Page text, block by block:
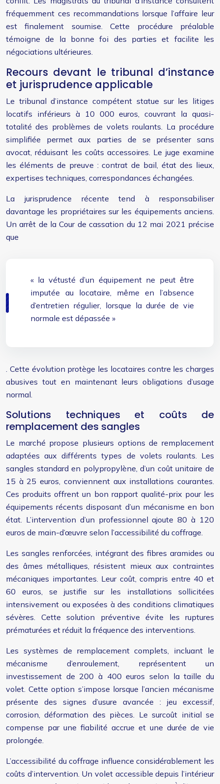
fréquemment ces recommandations lorsque l’affaire leur
est finalement soumise. Cette procédure préalable
témoigne de la bonne foi des parties et facilite les
négociations ultérieures.
Recours devant le tribunal d’instance
et jurisprudence applicable
Le tribunal d’instance compétent statue sur les litiges
locatifs inférieurs à 10 000 euros, couvrant la quasi-
totalité des problèmes de volets roulants. La procédure
simplifiée permet aux parties de se présenter sans
avocat, réduisant les coûts accessoires. Le juge examine
les éléments de preuve : contrat de bail, état des lieux,
expertises techniques, correspondances échangées.
La jurisprudence récente tend à responsabiliser
davantage les propriétaires sur les équipements anciens.
Un arrêt de la Cour de cassation du 12 mai 2021 précise
que
« la vétusté d’un équipement ne peut être
imputée au locataire, même en l’absence
d’entretien régulier, lorsque la durée de vie
normale est dépassée »
. Cette évolution protège les locataires contre les charges
abusives tout en maintenant leurs obligations d’usage
normal.
Solutions techniques et coûts de
remplacement des sangles
Le marché propose plusieurs options de remplacement
adaptées aux différents types de volets roulants. Les
sangles standard en polypropylène, d’un coût unitaire de
15 à 25 euros, conviennent aux installations courantes.
Ces produits offrent un bon rapport qualité-prix pour les
équipements récents disposant d’un mécanisme en bon
état. L’intervention d’un professionnel ajoute 80 à 120
euros de main-d’œuvre selon l’accessibilité du coffrage.
Les sangles renforcées, intégrant des fibres aramides ou
des âmes métalliques, résistent mieux aux contraintes
mécaniques importantes. Leur coût, compris entre 40 et
60 euros, se justifie sur les installations sollicitées
intensivement ou exposées à des conditions climatiques
sévères. Cette solution préventive évite les ruptures
prématurées et réduit la fréquence des interventions.
Les systèmes de remplacement complets, incluant le
mécanisme d’enroulement, représentent un
investissement de 200 à 400 euros selon la taille du
volet. Cette option s’impose lorsque l’ancien mécanisme
présente des signes d’usure avancée : jeu excessif,
corrosion, déformation des pièces. Le surcoût initial se
compense par une fiabilité accrue et une durée de vie
prolongée.
L’accessibilité du coffrage influence considérablement les
coûts d’intervention. Un volet accessible depuis l’intérieur